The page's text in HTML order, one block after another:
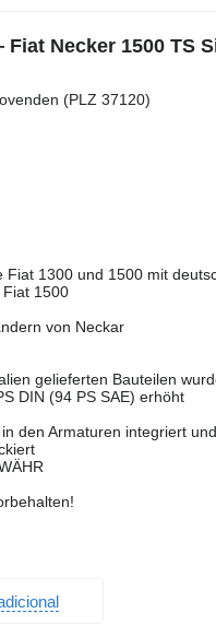
Necker 1500 TS
(PLZ 37120)
1300 und 1500 mit
1500
von Neckar
gelieferten Bauteilen
DIN (94 PS SAE) erhöht
den Armaturen integriert